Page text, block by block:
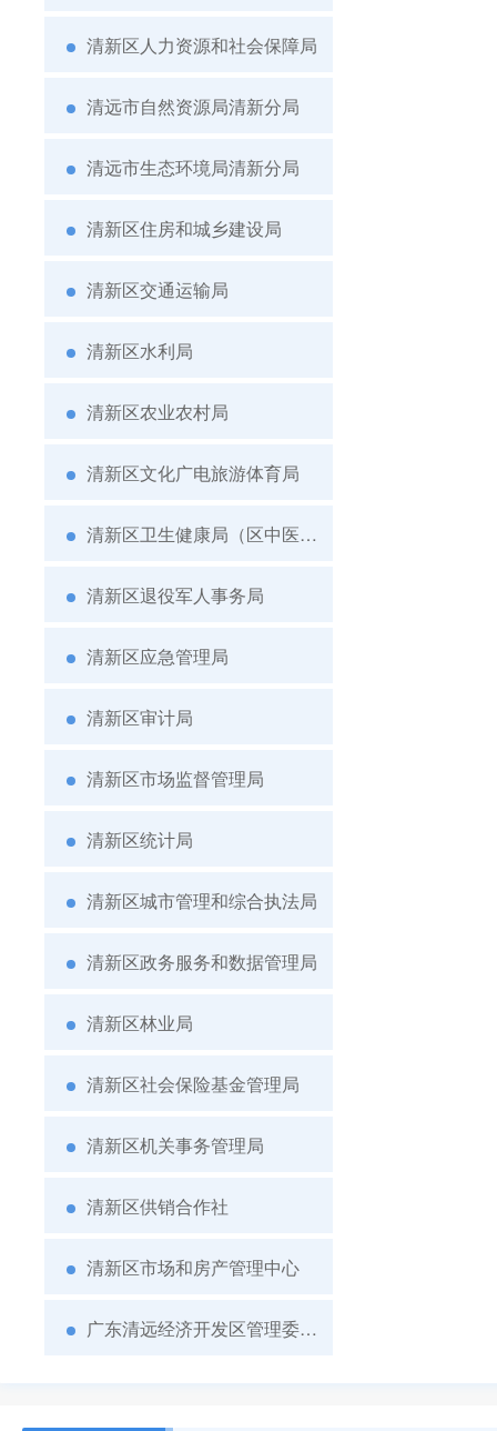
清新区人力资源和社会保障局
清远市自然资源局清新分局
清远市生态环境局清新分局
清新区住房和城乡建设局
清新区交通运输局
清新区水利局
清新区农业农村局
清新区文化广电旅游体育局
清新区卫生健康局（区中医药局）
清新区退役军人事务局
清新区应急管理局
清新区审计局
清新区市场监督管理局
清新区统计局
清新区城市管理和综合执法局
清新区政务服务和数据管理局
清新区林业局
清新区社会保险基金管理局
清新区机关事务管理局
清新区供销合作社
清新区市场和房产管理中心
广东清远经济开发区管理委员会